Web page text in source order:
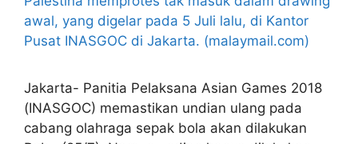
Jakarta- Panitia Pelaksana Asian Games 2018
(INASGOC) memastikan undian ulang pada
cabang olahraga sepak bola akan dilakukan